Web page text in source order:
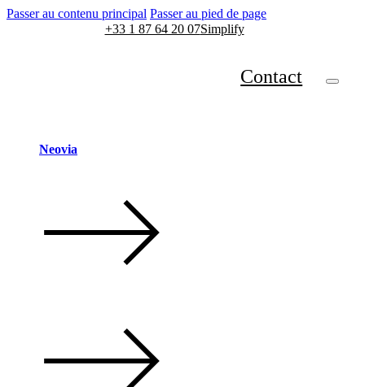
Passer au contenu principal Passer au pied de page
+33 1 87 64 20 07Simplify
Contact
Neovia